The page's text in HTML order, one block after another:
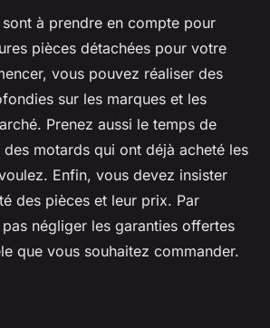
à prendre en compte pour
pièces détachées pour votre
vous pouvez réaliser des
sur les marques et les
Prenez aussi le temps de
motards qui ont déjà acheté les
Enfin, vous devez insister
des pièces et leur prix. Par
négliger les garanties offertes
que vous souhaitez commander.